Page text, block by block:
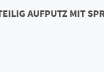
AUFPUTZ MIT